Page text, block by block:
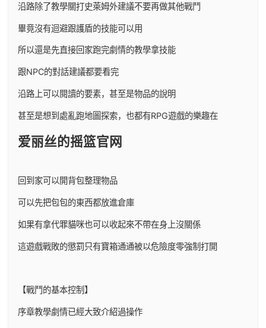
沿路除了教學關打史萊姆外建議不要再做其他戰鬥
畢竟沒有迴避跟護盾的技能可以用
所以還是先直接回家跑完劇情的教學拿技能
跟NPC的對話建議都要看完
沿路上可以閱讀的要素，甚至是物品的說明
甚至是想到處亂跑地圖探索，也都有RPG遊戲的樂趣在
爱丽丝的摇篮官网
回到家可以開背包整理物品
可以先把包包的東西都放進倉庫
如果有拿代罪貓咪也可以收起來不帶在身上沒關係
這遊戲戰敗的懲罰只有寶箱通通被以危險度零強制打開
【戰鬥的基本控制】
序章教學劇情已經大致介紹過操作